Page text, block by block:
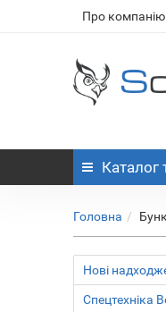
Про компанію
Каталог
Головна
Нові
Спецтехніка